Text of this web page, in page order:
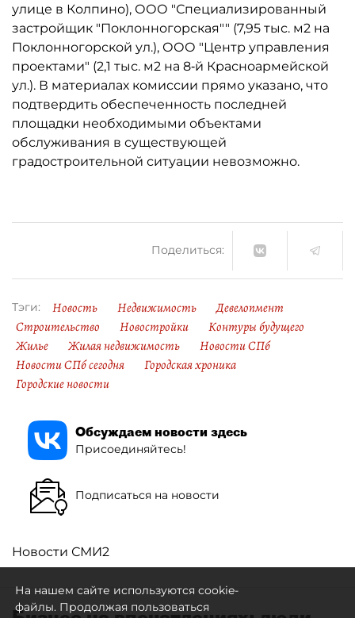
улице в Колпино), ООО "Специализированный
застройщик "Поклонногорская"" (7,95 тыс. м2 на
Поклонногорской ул.), ООО "Центр управления
проектами" (2,1 тыс. м2 на 8‑й Красноармейской
ул.). В материалах комиссии прямо указано, что
подтвердить обеспеченность последней
площадки необходимыми объектами
обслуживания в существующей
градостроительной ситуации невозможно.
Поделиться:
Тэги: Новость Недвижимость
Девелопмент
Строительство
Новостройки
Контуры будущего
Жилье
Жилая недвижимость
Новости СПб
Новости СПб сегодня
Городская хроника
Городские новости
Обсуждаем новости здесь
Присоединяйтесь!
Подписаться на новости
Новости СМИ2
На нашем сайте используются cookie-
файлы. Продолжая пользоваться